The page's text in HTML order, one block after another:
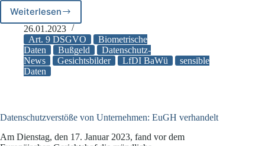
WeiterlesenBußgeldverfahren
gegen
PimEyes
eröffnet
26.01.2023
Art. 9 DSGVO
Biometrische
Daten
Bußgeld
Datenschutz-
News
Gesichtsbilder LfDI BaWü
sensible
Daten
Datenschutzverstöße von Unternehmen: EuGH verhandelt
Am Dienstag, den 17. Januar 2023, fand vor dem